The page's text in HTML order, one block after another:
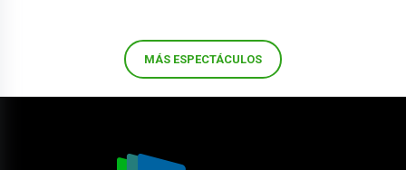
MÁS ESPECTÁCULOS